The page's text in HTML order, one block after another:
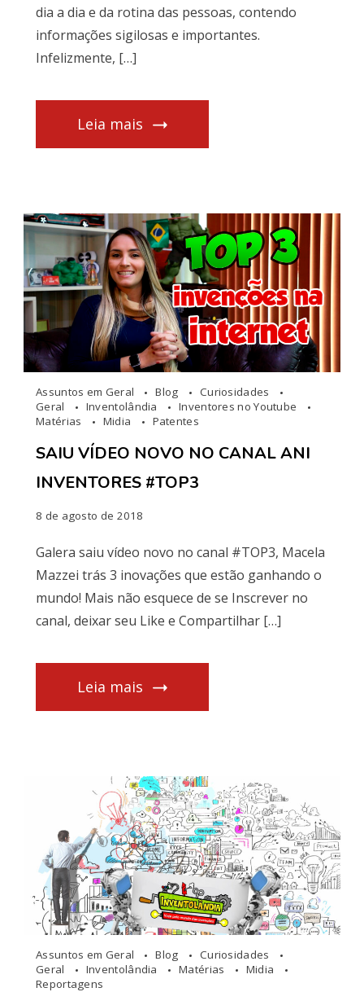
dia a dia e da rotina das pessoas, contendo
informações sigilosas e importantes.
Infelizmente, […]
Leia mais
Assuntos em Geral Blog
Curiosidades
Geral
Inventolândia
Inventores no Youtube
Matérias
Midia Patentes
SAIU VÍDEO NOVO NO CANAL ANI
INVENTORES #TOP3
8 de agosto de 2018
Galera saiu vídeo novo no canal #TOP3, Macela
Mazzei trás 3 inovações que estão ganhando o
mundo! Mais não esquece de se Inscrever no
canal, deixar seu Like e Compartilhar […]
Leia mais
Assuntos em Geral Blog
Curiosidades
Geral
Inventolândia Matérias
Midia
Reportagens